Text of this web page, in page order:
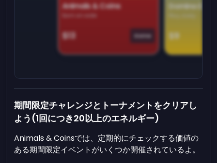
Animals & Coins
Earn on side
$13 Game
Domino
$9
期間限定チャレンジとトーナメントをクリアし
よう(1回につき20以上のエネルギー)
Animals & Coinsでは、定期的にチェックする価値の
ある期間限定イベントがいくつか開催されているよ。